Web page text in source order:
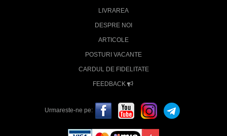
LIVRAREA
DESPRE NOI
ARTICOLE
POSTURI VACANTE
CARDUL DE FIDELITATE
FEEDBACK
Urmareste-ne pe: